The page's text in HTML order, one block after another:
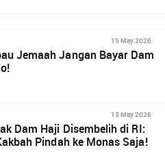
15 May 2026
Jemaah Jangan Bayar Dam
13 May 2026
Dam Haji Disembelih di RI:
Pindah ke Monas Saja!